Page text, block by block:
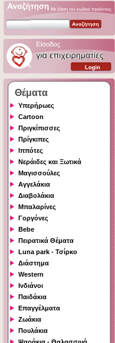
Θέματα
Υπερήρωες
Cartoon
Πριγκίπισσες
Πρίγκιπες
Ιππότες
Νεράιδες και Ξωτικά
Μαγισσούλες
Αγγελάκια
Διαβολάκια
Μπαλαρίνες
Γοργόνες
Bebe
Πειρατικά Θέματα
Luna park - Τσίρκο
Διάστημα
Western
Ινδιάνοι
Παιδάκια
Επαγγέλματα
Ζωάκια
Πουλάκια